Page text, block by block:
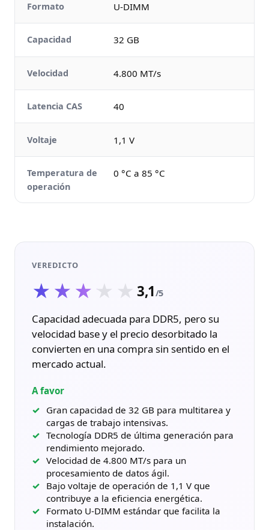
Formato U-DIMM
Capacidad 32 GB
Velocidad 4.800 MT/s
Latencia CAS 40
Voltaje 1,1 V
Temperatura de
operación
0 °C a 85 °C
VEREDICTO
★★★★★
★★★★★3,1/5
Capacidad adecuada para DDR5, pero su
velocidad base y el precio desorbitado la
convierten en una compra sin sentido en el
mercado actual.
A favor
Gran capacidad de 32 GB para multitarea y
cargas de trabajo intensivas.
Tecnología DDR5 de última generación para
rendimiento mejorado.
Velocidad de 4.800 MT/s para un
procesamiento de datos ágil.
Bajo voltaje de operación de 1,1 V que
contribuye a la eficiencia energética.
Formato U-DIMM estándar que facilita la
instalación.